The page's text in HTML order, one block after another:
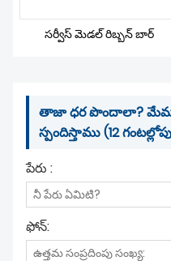
సర్వీస్ మెడల్ రిబ్బన్ బార్
తాజా ధర పొందాలా?
స్పందిస్తాము (12
పేరు :
ఫోన్: